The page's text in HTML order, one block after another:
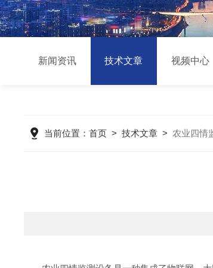
新闻资讯 技术文章 视频中心
当前位置：首页 >技术文章 > 农业四情